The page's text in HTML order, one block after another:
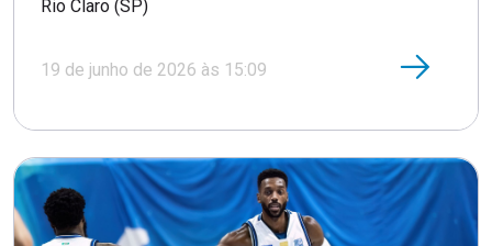
Rio Claro (SP)
19 de junho de 2026 às 15:09